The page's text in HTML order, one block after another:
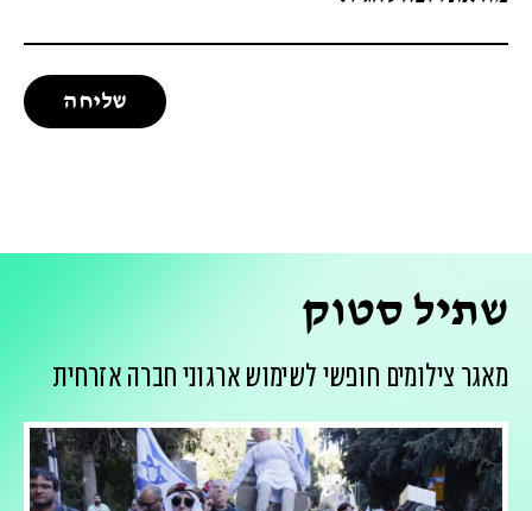
שתיל סטוק
מאגר צילומים חופשי לשימוש ארגוני חברה אזרחית